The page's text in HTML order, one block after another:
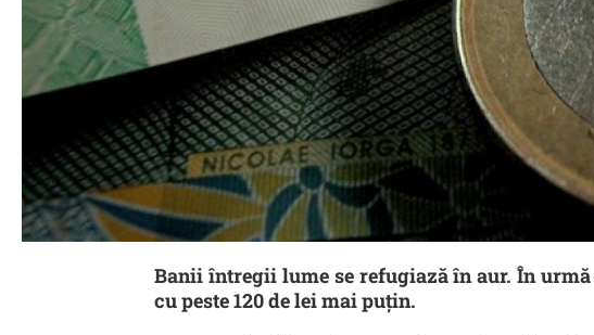
Banii întregii lume se refugiază în aur. În
cu peste 120 de lei mai puțin.